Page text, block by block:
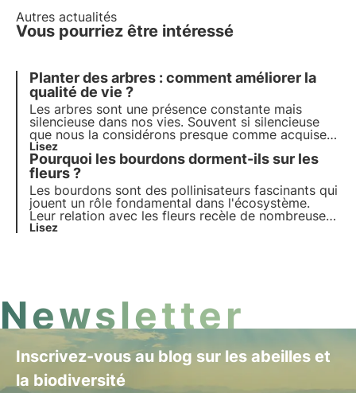
Autres actualités
Vous pourriez être intéressé
Planter des arbres : comment améliorer la
qualité de vie ?
Les arbres sont une présence constante mais
silencieuse dans nos vies. Souvent si silencieuse
que nous la considérons presque comme acquise.
Pourtant, ils jouent un rôle fondamental pour nous
et pour notre planète. Comment peuvent-ils
améliorer notre qualité de vie ?
Lisez
Pourquoi les bourdons dorment-ils sur les
fleurs ?
Les bourdons sont des pollinisateurs fascinants qui
jouent un rôle fondamental dans l'écosystème.
Leur relation avec les fleurs recèle de nombreuses
curiosités. Découvrez-les dans cet article.
Lisez
Newsletter
Inscrivez-vous au blog sur les abeilles et
la biodiversité